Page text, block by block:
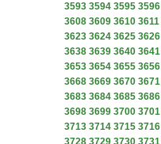
3593 3594 3595 3596
3608 3609 3610 3611
3623 3624 3625 3626
3638 3639 3640 3641
3653 3654 3655 3656
3668 3669 3670 3671
3683 3684 3685 3686
3698 3699 3700 3701
3713 3714 3715 3716
3728 3729 3730 3731